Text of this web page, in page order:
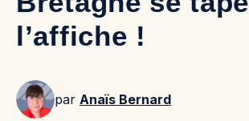
l’affiche !
par Anaïs Bernard